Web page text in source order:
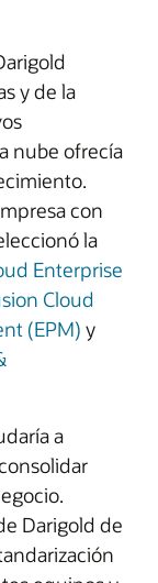
y de la
nube ofrecía
con
la
Enterprise
Cloud
(EPM) y
a
Darigold de